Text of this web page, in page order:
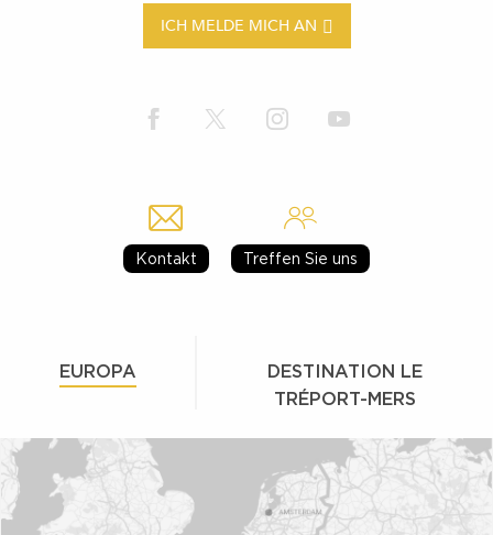
ICH MELDE MICH AN
Kontakt Treffen Sie uns
EUROPA
DESTINATION LE
TRÉPORT-MERS